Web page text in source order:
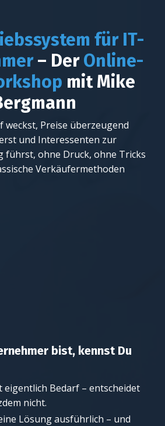
für IT-
– DerOnline-
mit Mike
weckst, Preise überzeugend
und Interessenten zur
führst, ohne Druck, ohne Tricks
Verkäufermethoden
bist, kennst Du
eigentlich Bedarf – entscheidet
nicht.
Lösung ausführlich – und